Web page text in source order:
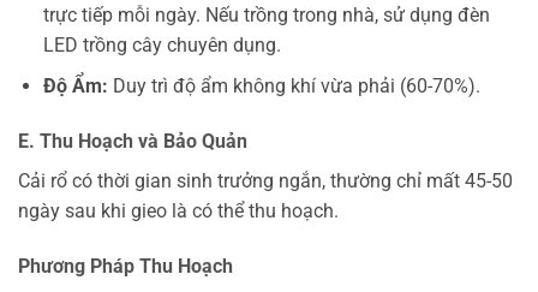
trực tiếp mỗi ngày. Nếu trồng trong nhà, sử dụng đèn
LED trồng cây chuyên dụng.
Độ Ẩm: Duy trì độ ẩm không khí vừa phải (60-70%).
E. Thu Hoạch và Bảo Quản
Cải rổ có thời gian sinh trưởng ngắn, thường chỉ mất 45-50
ngày sau khi gieo là có thể thu hoạch.
Phương Pháp Thu Hoạch